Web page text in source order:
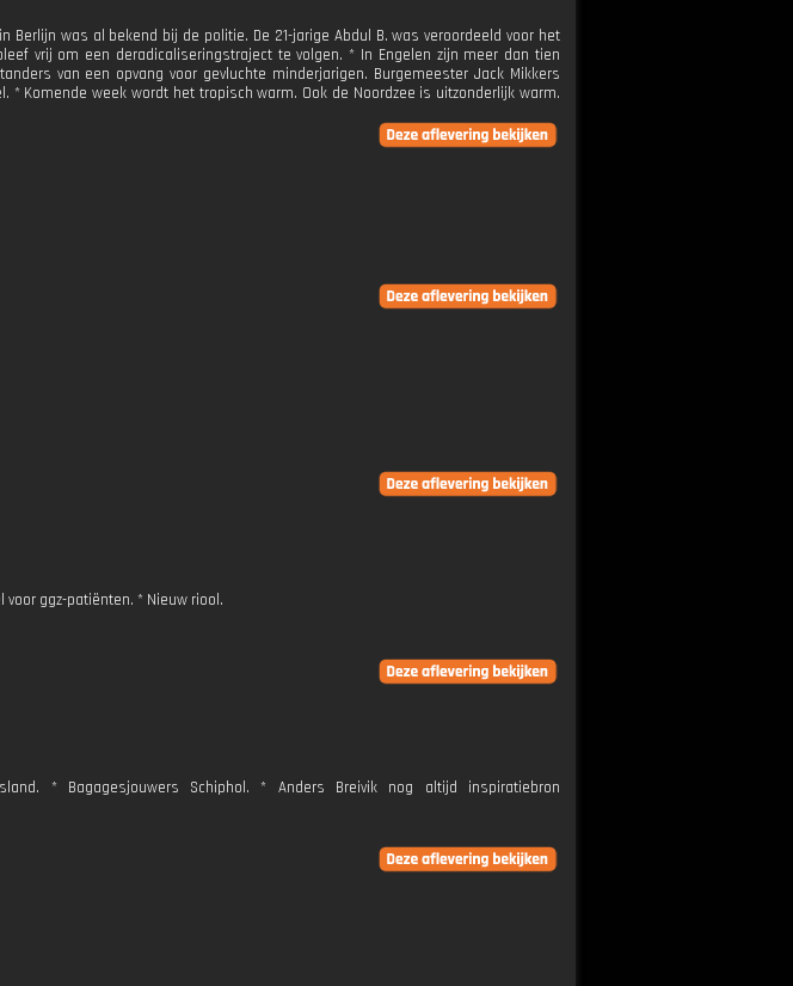
Berlijn was al bekend bij de politie. De 21-jarige Abdul B. was veroordeeld voor het
vrij om een deradicaliseringstraject te volgen. * In Engelen zijn meer dan tien
van een opvang voor gevluchte minderjarigen. Burgemeester Jack Mikkers
* Komende week wordt het tropisch warm. Ook de Noordzee is uitzonderlijk warm.
ggz-patiënten. * Nieuw riool.
* Bagagesjouwers Schiphol. * Anders Breivik nog altijd inspiratiebron